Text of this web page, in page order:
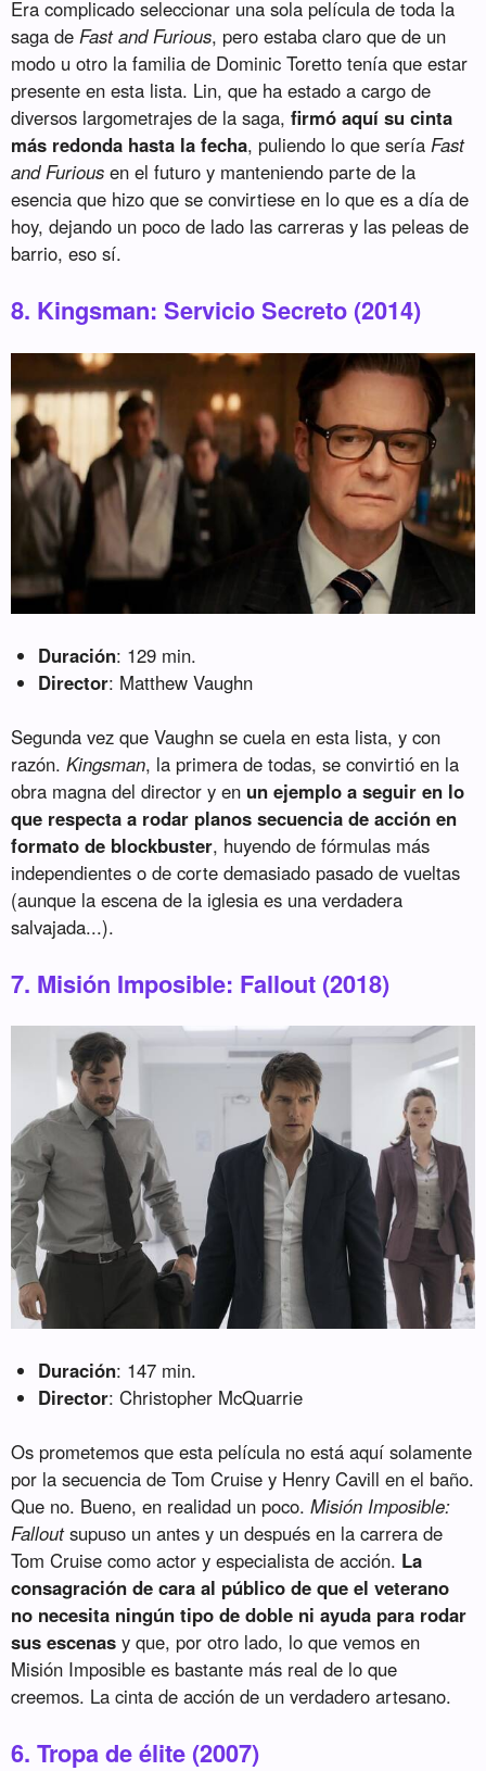
Era complicado seleccionar una sola película de toda la
saga deFast and Furious, pero estaba claro que de un
modo u otro la familia de Dominic Toretto tenía que estar
presente en esta lista. Lin, que ha estado a cargo de
diversos largometrajes de la saga,firmó aquí su cinta
más redonda hasta la fecha, puliendo lo que seríaFast
and Furious en el futuro y manteniendo parte de la
esencia que hizo que se convirtiese en lo que es a día de
hoy, dejando un poco de lado las carreras y las peleas de
barrio, eso sí.
8. Kingsman: Servicio Secreto (2014)
Duración: 129 min.
Director: Matthew Vaughn
Segunda vez que Vaughn se cuela en esta lista, y con
razón.Kingsman, la primera de todas, se convirtió en la
obra magna del director y en un ejemplo a seguir en lo
que respecta a rodar planos secuencia de acción en
formato de blockbuster, huyendo de fórmulas más
independientes o de corte demasiado pasado de vueltas
(aunque la escena de la iglesia es una verdadera
salvajada...).
7. Misión Imposible: Fallout (2018)
Duración: 147 min.
Director: Christopher McQuarrie
Os prometemos que esta película no está aquí solamente
por la secuencia de Tom Cruise y Henry Cavill en el baño.
Que no. Bueno, en realidad un poco.Misión Imposible:
Falloutsupuso un antes y un después en la carrera de
Tom Cruise como actor y especialista de acción. La
consagración de cara al público de que el veterano
no necesita ningún tipo de doble ni ayuda para rodar
sus escenas y que, por otro lado, lo que vemos en
Misión Imposible es bastante más real de lo que
creemos. La cinta de acción de un verdadero artesano.
6. Tropa de élite (2007)